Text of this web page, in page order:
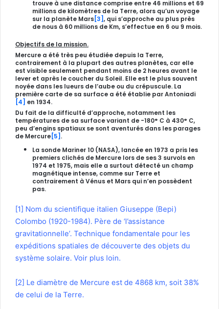
trouve à une distance comprise entre 46 millions et 69
millions de kilomètres de la Terre, alors qu’un voyage
sur la planète Mars[3], qui s’approche au plus près
de nous à 60 millions de Km, s’effectue en 6 ou 9 mois.
Objectifs de la mission.
Mercure a été très peu étudiée depuis la Terre,
contrairement à la plupart des autres planètes, car elle
est visible seulement pendant moins de 2 heures avant le
lever et après le coucher du Soleil. Elle est le plus souvent
noyée dans les lueurs de l’aube ou du crépuscule. La
première carte de sa surface a été établie par Antoniadi
[4] en 1934.
Du fait de la difficulté d’approche, notamment les
températures de sa surface variant de -180° C à 430° C,
peu d’engins spatiaux se sont aventurés dans les parages
de Mercure[5] .
La sonde Mariner 10 (NASA), lancée en 1973 a pris les
premiers clichés de Mercure lors de ses 3 survols en
1974 et 1975, mais elle a surtout détecté un champ
magnétique intense, comme sur Terre et
contrairement à Vénus et Mars qui n’en possèdent
pas.
[1] Nom du scientifique italien Giuseppe (Bepi)
Colombo (1920-1984). Père de ‘l’assistance
gravitationnelle’. Technique fondamentale pour les
expéditions spatiales de découverte des objets du
système solaire. Voir plus loin.
[2] Le diamètre de Mercure est de 4868 km, soit 38%
de celui de la Terre.